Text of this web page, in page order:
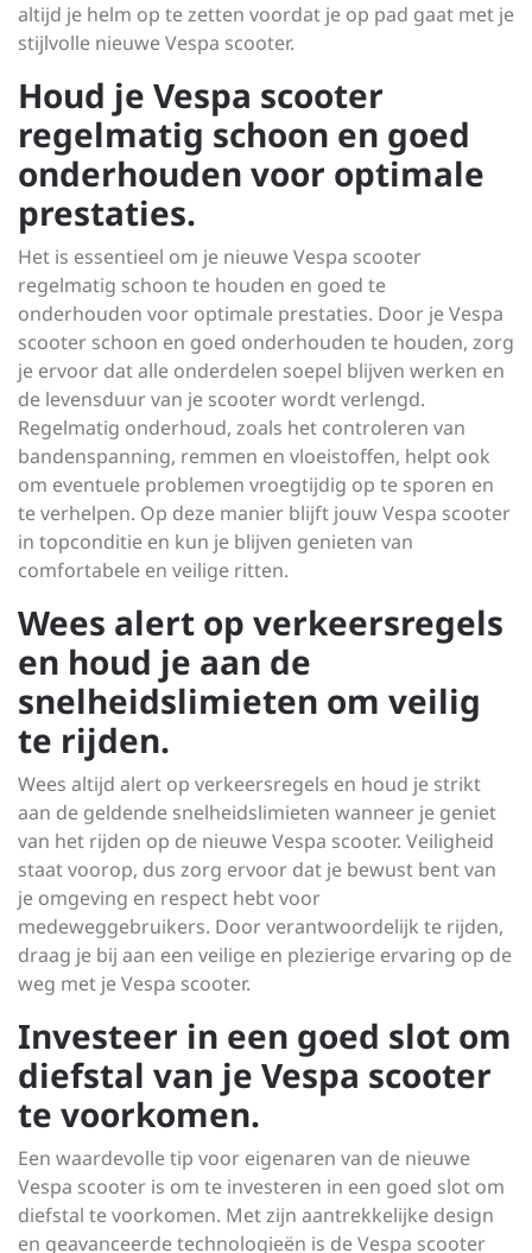
altijd je helm op te zetten voordat je op pad gaat met je
stijlvolle nieuwe Vespa scooter.
Houd je Vespa scooter
regelmatig schoon en goed
onderhouden voor optimale
prestaties.
Het is essentieel om je nieuwe Vespa scooter
regelmatig schoon te houden en goed te
onderhouden voor optimale prestaties. Door je Vespa
scooter schoon en goed onderhouden te houden, zorg
je ervoor dat alle onderdelen soepel blijven werken en
de levensduur van je scooter wordt verlengd.
Regelmatig onderhoud, zoals het controleren van
bandenspanning, remmen en vloeistoffen, helpt ook
om eventuele problemen vroegtijdig op te sporen en
te verhelpen. Op deze manier blijft jouw Vespa scooter
in topconditie en kun je blijven genieten van
comfortabele en veilige ritten.
Wees alert op verkeersregels
en houd je aan de
snelheidslimieten om veilig
te rijden.
Wees altijd alert op verkeersregels en houd je strikt
aan de geldende snelheidslimieten wanneer je geniet
van het rijden op de nieuwe Vespa scooter. Veiligheid
staat voorop, dus zorg ervoor dat je bewust bent van
je omgeving en respect hebt voor
medeweggebruikers. Door verantwoordelijk te rijden,
draag je bij aan een veilige en plezierige ervaring op de
weg met je Vespa scooter.
Investeer in een goed slot om
diefstal van je Vespa scooter
te voorkomen.
Een waardevolle tip voor eigenaren van de nieuwe
Vespa scooter is om te investeren in een goed slot om
diefstal te voorkomen. Met zijn aantrekkelijke design
en geavanceerde technologieën is de Vespa scooter